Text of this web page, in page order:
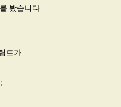
봤습니다
트가